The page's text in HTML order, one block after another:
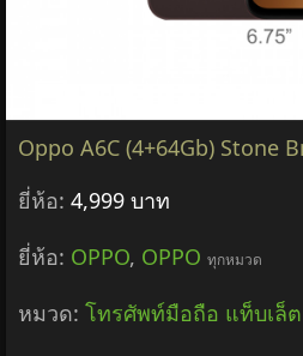
Oppo A6C (4+64Gb) Stone
ยี่ห้อ: 4,999 บาท
ยี่ห้อ: OPPO, OPPO ทุกหมวด
หมวด: โทรศัพท์มือถือ แท็บเล็ต